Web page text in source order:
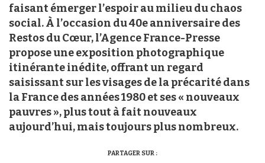
faisant émerger l’espoir au milieu du chaos
social. À l’occasion du 40e anniversaire des
Restos du Cœur, l’Agence France-Presse
propose une exposition photographique
itinérante inédite, offrant un regard
saisissant sur les visages de la précarité dans
la France des années 1980 et ses « nouveaux
pauvres », plus tout à fait nouveaux
aujourd’hui, mais toujours plus nombreux.
PARTAGER SUR :